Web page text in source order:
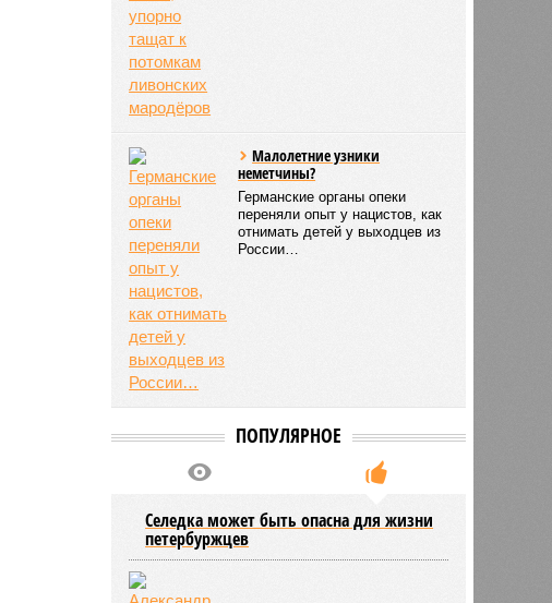
Малолетние узники
неметчины?
Германские органы опеки
переняли опыт у нацистов, как
отнимать детей у выходцев из
России…
ПОПУЛЯРНОЕ
Селедка может быть опасна для жизни
петербуржцев